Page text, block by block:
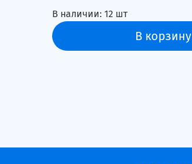
В наличии: 12 шт
В корзину